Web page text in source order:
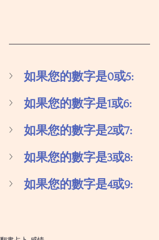
如果您的數字是0或5:
如果您的數字是1或6:
如果您的數字是2或7:
如果您的數字是3或8:
如果您的數字是4或9: